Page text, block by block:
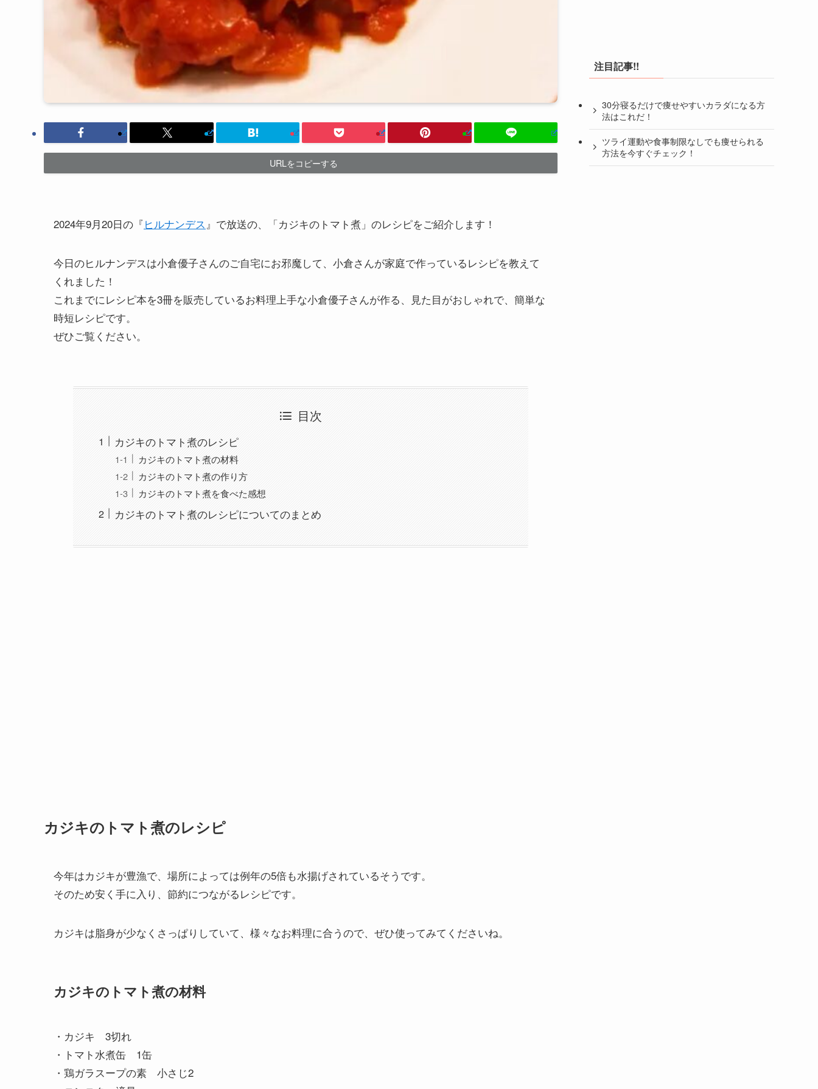
URLをコピーする
2024年9月20日の『 ヒルナンデス 』で放送の、「カジキのトマト煮」のレシピをご紹介します！
今日のヒルナンデスは小倉優子さんのご自宅にお邪魔して、小倉さんが家庭で作っているレシピを教えて
くれました！
これまでにレシピ本を3冊を販売しているお料理上手な小倉優子さんが作る、見た目がおしゃれで、簡単な
時短レシピです。
ぜひご覧ください。
目次
カジキのトマト煮のレシピ
カジキのトマト煮の材料
カジキのトマト煮の作り方
カジキのトマト煮を食べた感想
カジキのトマト煮のレシピについてのまとめ
カジキのトマト煮のレシピ
今年はカジキが豊漁で、場所によっては例年の5倍も水揚げされているそうです。
そのため安く手に入り、節約につながるレシピです。
カジキは脂身が少なくさっぱりしていて、様々なお料理に合うので、ぜひ使ってみてくださいね。
カジキのトマト煮の材料
・カジキ 3切れ
・トマト水煮缶 1缶
・鶏ガラスープの素 小さじ2
注目記事!!
30分寝るだけで痩せやすいカラダになる方
法はこれだ！
ツライ運動や食事制限なしでも痩せられる
方法を今すぐチェック！